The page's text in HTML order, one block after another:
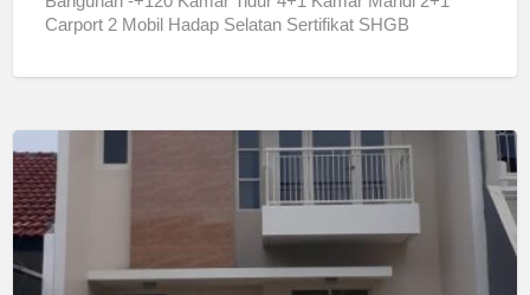
Carport 2 Mobil Hadap Selatan Sertifikat SHGB
Pakuwon
City
Baru
Minimalis